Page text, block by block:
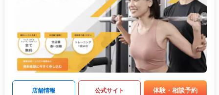
店舗情報 公式サイト 体験・相談予約